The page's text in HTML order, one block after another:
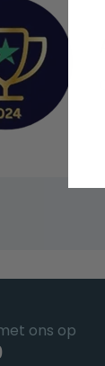
ons op